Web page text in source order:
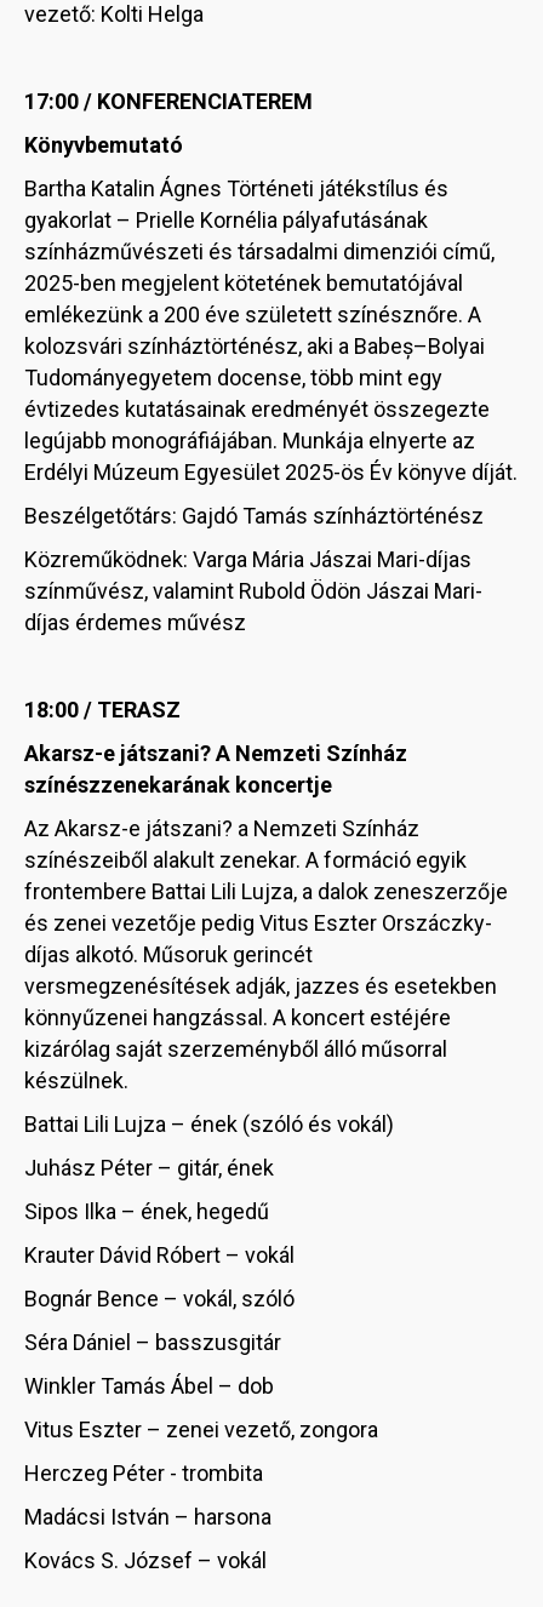
vezető: Kolti Helga
17:00 / KONFERENCIATEREM
Könyvbemutató
Bartha Katalin Ágnes Történeti játékstílus és
gyakorlat – Prielle Kornélia pályafutásának
színházművészeti és társadalmi dimenziói című,
2025-ben megjelent kötetének bemutatójával
emlékezünk a 200 éve született színésznőre. A
kolozsvári színháztörténész, aki a Babeș–Bolyai
Tudományegyetem docense, több mint egy
évtizedes kutatásainak eredményét összegezte
legújabb monográfiájában. Munkája elnyerte az
Erdélyi Múzeum Egyesület 2025-ös Év könyve díját.
Beszélgetőtárs: Gajdó Tamás színháztörténész
Közreműködnek: Varga Mária Jászai Mari-díjas
színművész, valamint Rubold Ödön Jászai Mari-
díjas érdemes művész
18:00 / TERASZ
Akarsz-e játszani? A Nemzeti Színház
színészzenekarának koncertje
Az Akarsz-e játszani? a Nemzeti Színház
színészeiből alakult zenekar. A formáció egyik
frontembere Battai Lili Lujza, a dalok zeneszerzője
és zenei vezetője pedig Vitus Eszter Orszáczky-
díjas alkotó. Műsoruk gerincét
versmegzenésítések adják, jazzes és esetekben
könnyűzenei hangzással. A koncert estéjére
kizárólag saját szerzeményből álló műsorral
készülnek.
Battai Lili Lujza – ének (szóló és vokál)
Juhász Péter – gitár, ének
Sipos Ilka – ének, hegedű
Krauter Dávid Róbert – vokál
Bognár Bence – vokál, szóló
Séra Dániel – basszusgitár
Winkler Tamás Ábel – dob
Vitus Eszter – zenei vezető, zongora
Herczeg Péter - trombita
Madácsi István – harsona
Kovács S. József – vokál